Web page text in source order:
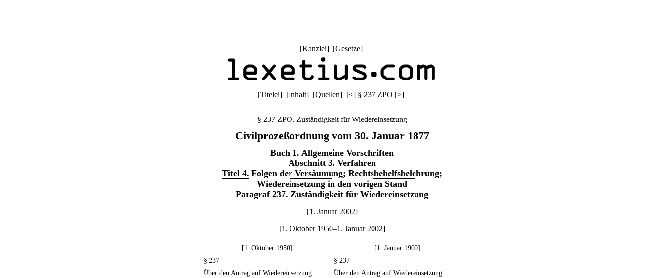
[Kanzlei] [Gesetze]
[Titelei] [Inhalt] [Quellen] [<] § 237 ZPO [>]
§ 237 ZPO. Zuständigkeit für Wiedereinsetzung
Civilprozeßordnung vom 30. Januar 1877
Buch 1. Allgemeine Vorschriften
Abschnitt 3. Verfahren
Titel 4. Folgen der Versäumung; Rechtsbehelfsbelehrung;
Wiedereinsetzung in den vorigen Stand
Paragraf 237. Zuständigkeit für Wiedereinsetzung
[1. Januar 2002]
[1. Oktober 1950–1. Januar 2002]
[1. Oktober 1950]
[1. Januar 1900]
§ 237
§ 237
Über den Antrag auf Wiedereinsetzung
Über den Antrag auf Wiedereinsetzung